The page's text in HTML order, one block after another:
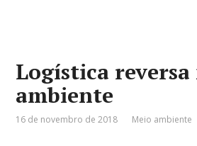
Logística
ambiente
16 de novembro de 2018 Meio ambiente